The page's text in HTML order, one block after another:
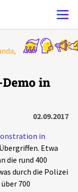
in
02.09.2017
in
Etwa
die rund 400
durch die Polizei
700
Filter Erklärungen